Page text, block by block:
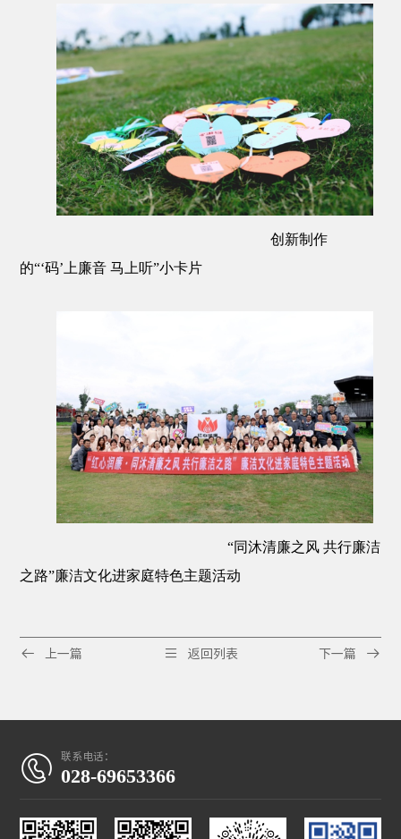
创新制作
的“‘码’上廉音 马上听”小卡片
“同沐清廉之风 共行廉洁
之路”廉洁文化进家庭特色主题活动
 上一篇  返回列表 下一篇 
 联系电话：
028-69653366